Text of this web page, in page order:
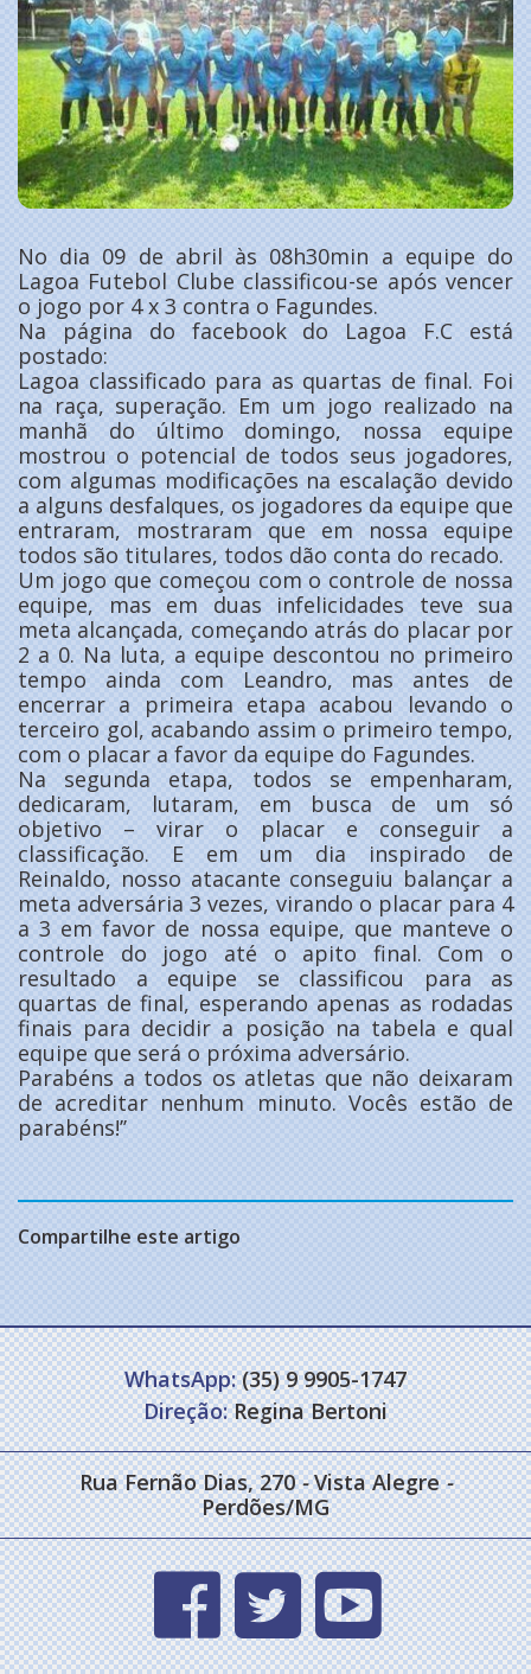
No dia 09 de abril às 08h30min a equipe do
Lagoa Futebol Clube classificou-se após vencer
o jogo por 4 x 3 contra o Fagundes.
Na página do facebook do Lagoa F.C está
postado:
Lagoa classificado para as quartas de final. Foi
na raça, superação. Em um jogo realizado na
manhã do último domingo, nossa equipe
mostrou o potencial de todos seus jogadores,
com algumas modificações na escalação devido
a alguns desfalques, os jogadores da equipe que
entraram, mostraram que em nossa equipe
todos são titulares, todos dão conta do recado.
Um jogo que começou com o controle de nossa
equipe, mas em duas infelicidades teve sua
meta alcançada, começando atrás do placar por
2 a 0. Na luta, a equipe descontou no primeiro
tempo ainda com Leandro, mas antes de
encerrar a primeira etapa acabou levando o
terceiro gol, acabando assim o primeiro tempo,
com o placar a favor da equipe do Fagundes.
Na segunda etapa, todos se empenharam,
dedicaram, lutaram, em busca de um só
objetivo – virar o placar e conseguir a
classificação. E em um dia inspirado de
Reinaldo, nosso atacante conseguiu balançar a
meta adversária 3 vezes, virando o placar para 4
a 3 em favor de nossa equipe, que manteve o
controle do jogo até o apito final. Com o
resultado a equipe se classificou para as
quartas de final, esperando apenas as rodadas
finais para decidir a posição na tabela e qual
equipe que será o próxima adversário.
Parabéns a todos os atletas que não deixaram
de acreditar nenhum minuto. Vocês estão de
parabéns!’’
Compartilhe este artigo
WhatsApp:(35) 9 9905-1747
Direção:Regina Bertoni
Rua Fernão Dias, 270- Vista Alegre-
Perdões/MG